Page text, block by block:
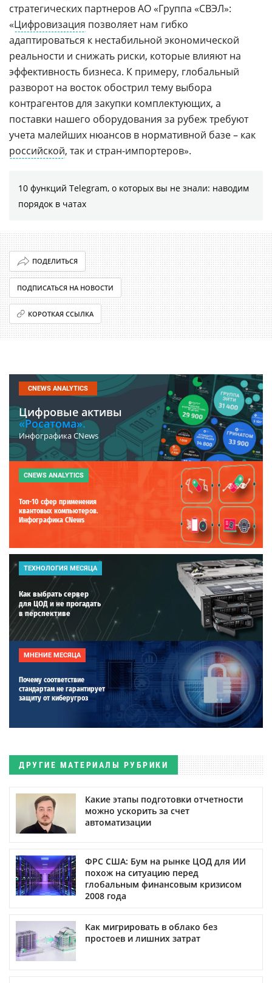
стратегических партнеров АО «Группа «СВЭЛ»:
«Цифровизация позволяет нам гибко
адаптироваться к нестабильной экономической
реальности и снижать риски, которые влияют на
эффективность бизнеса. К примеру, глобальный
разворот на восток обострил тему выбора
контрагентов для закупки комплектующих, а
поставки нашего оборудования за рубеж требуют
учета малейших нюансов в нормативной базе – как
российской, так и стран-импортеров».
10 функций Telegram, о которых вы не знали: наводим
порядок в чатах
ПОДЕЛИТЬСЯ
ПОДПИСАТЬСЯ НА НОВОСТИ
КОРОТКАЯ ССЫЛКА
CNEWS ANALYTICS
Цифровые активы
«Росатома».
Инфографика CNews
CNEWS ANALYTICS
Топ-10 сфер применения
квантовых компьютеров.
Инфографика CNews
ТЕХНОЛОГИЯ МЕСЯЦА
Как выбрать сервер
для ЦОД и не прогадать
в перспективе
МНЕНИЕ МЕСЯЦА
Почему соответствие
стандартам не гарантирует
защиту от киберугроз
ДРУГИЕ МАТЕРИАЛЫ РУБРИКИ
Какие этапы подготовки отчетности
можно ускорить за счет
автоматизации
ФРС США: Бум на рынке ЦОД для ИИ
похож на ситуацию перед
глобальным финансовым кризисом
2008 года
Как мигрировать в облако без
простоев и лишних затрат